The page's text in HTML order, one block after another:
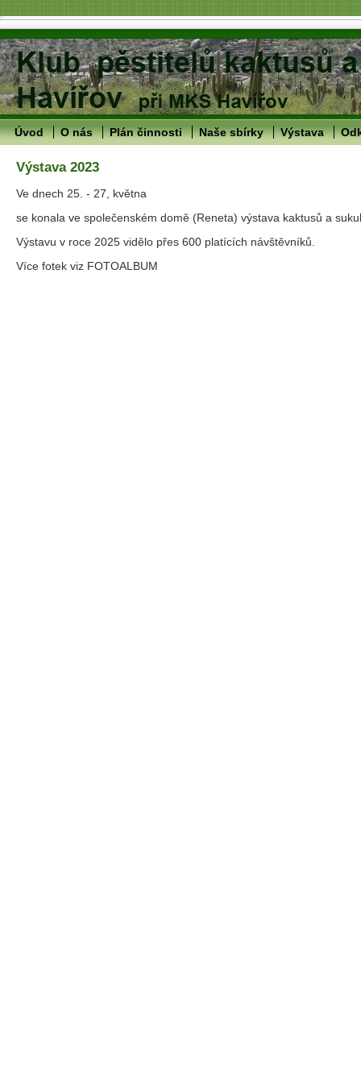
Úvod O nás Plán činnosti Naše sbírky Výstava
Výstava 2023
Ve dnech 25. - 27, května
se konala ve společenském domě (Reneta) výstava kaktusů a
Výstavu v roce 2025 vidělo přes 600 platících návštěvníků.
Více fotek viz FOTOALBUM